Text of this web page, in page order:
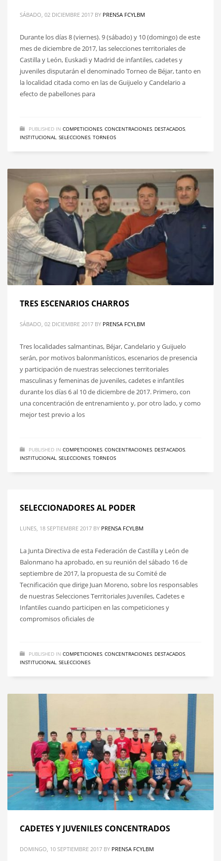
SÁBADO, 02 DICIEMBRE 2017 BY PRENSA FCYLBM
Durante los días 8 (viernes). 9 (sábado) y 10 (domingo) de este
mes de diciembre de 2017, las selecciones territoriales de
Castilla y León, Euskadi y Madrid de infantiles, cadetes y
juveniles disputarán el denominado Torneo de Béjar, tanto en
la localidad citada como en las de Guijuelo y Candelario a
efecto de pabellones para
PUBLISHED IN COMPETICIONES CONCENTRACIONES DESTACADOS
INSTITUCIONAL SELECCIONES TORNEOS
TRES ESCENARIOS CHARROS
SÁBADO, 02 DICIEMBRE 2017 BY PRENSA FCYLBM
Tres localidades salmantinas, Béjar, Candelario y Guijuelo
serán, por motivos balonmanísticos, escenarios de presencia
y participación de nuestras selecciones territoriales
masculinas y femeninas de juveniles, cadetes e infantiles
durante los días 6 al 10 de diciembre de 2017. Primero, con
una concentración de entrenamiento y, por otro lado, y como
mejor test previo a los
PUBLISHED IN COMPETICIONES CONCENTRACIONES DESTACADOS
INSTITUCIONAL SELECCIONES TORNEOS
SELECCIONADORES AL PODER
LUNES, 18 SEPTIEMBRE 2017 BY PRENSA FCYLBM
La Junta Directiva de esta Federación de Castilla y León de
Balonmano ha aprobado, en su reunión del sábado 16 de
septiembre de 2017, la propuesta de su Comité de
Tecnificación que dirige Juan Moreno, sobre los responsables
de nuestras Selecciones Territoriales Juveniles, Cadetes e
Infantiles cuando participen en las competiciones y
compromisos oficiales de
PUBLISHED IN COMPETICIONES CONCENTRACIONES DESTACADOS
INSTITUCIONAL SELECCIONES
CADETES Y JUVENILES CONCENTRADOS
DOMINGO, 10 SEPTIEMBRE 2017 BY PRENSA FCYLBM